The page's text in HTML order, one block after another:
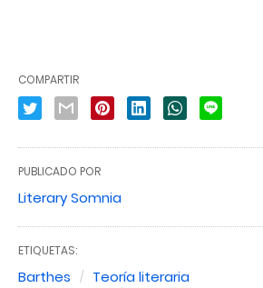
COMPARTIR
PUBLICADO POR
Literary Somnia
ETIQUETAS:
Barthes Teoría literaria